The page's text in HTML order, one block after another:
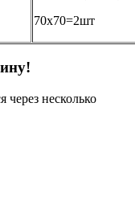
70х70=2шт
через несколько